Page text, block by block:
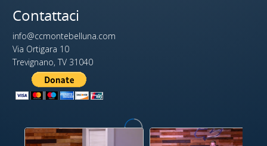
Contattaci
info@ccmontebelluna.com
Via Ortigara 10
Trevignano, TV 31040